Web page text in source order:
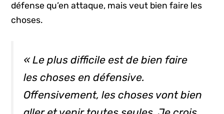
défense qu’en attaque, mais veut bien faire les
choses.
« Le plus difficile est de bien faire
les choses en défensive.
Offensivement, les choses vont bien